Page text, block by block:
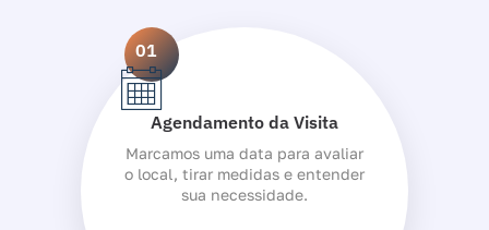
01
Agendamento da Visita
Marcamos uma data para avaliar
o local, tirar medidas e entender
sua necessidade.